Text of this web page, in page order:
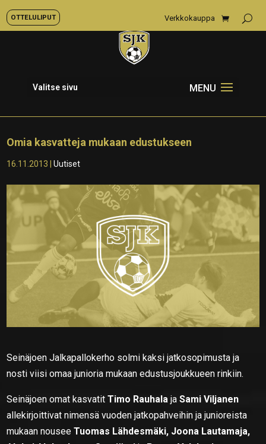
OTTELULIPUT Verkkokauppa
Valitse sivu
Omia kasvatteja mukaan edustukseen
16.11.2013 |Uutiset
Seinäjoen Jalkapallokerho solmi kaksi jatkosopimusta ja
nosti viisi omaa junioria mukaan edustusjoukkueen rinkiin.
Seinäjoen omat kasvatitTimo Rauhala jaSami Viljanen
allekirjoittivat nimensä vuoden jatkopahveihin ja junioreista
mukaan nouseeTuomas Lähdesmäki, Joona Lautamaja,